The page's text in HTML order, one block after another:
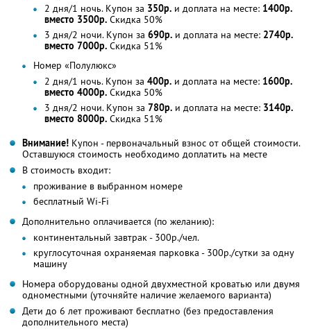
2 дня/1 ночь. Купон за 350р. и доплата на месте: 1400р.
вместо 3500р. Скидка 50%
3 дня/2 ночи. Купон за 690р. и доплата на месте: 2740р.
вместо 7000р. Скидка 51%
Номер «Полулюкс»
2 дня/1 ночь. Купон за 400р. и доплата на месте: 1600р.
вместо 4000р. Скидка 50%
3 дня/2 ночи. Купон за 780р. и доплата на месте: 3140р.
вместо 8000р. Скидка 51%
Внимание! Купон - первоначальный взнос от общей стоимости.
Оставшуюся стоимость необходимо доплатить на месте
В стоимость входит:
проживание в выбранном номере
бесплатный Wi-Fi
Дополнительно оплачивается (по желанию):
континентальный завтрак - 300р./чел.
круглосуточная охраняемая парковка - 300р./сутки за одну
машину
Номера оборудованы одной двухместной кроватью или двумя
одноместными (уточняйте наличие желаемого варианта)
Дети до 6 лет проживают бесплатно (без предоставления
дополнительного места)